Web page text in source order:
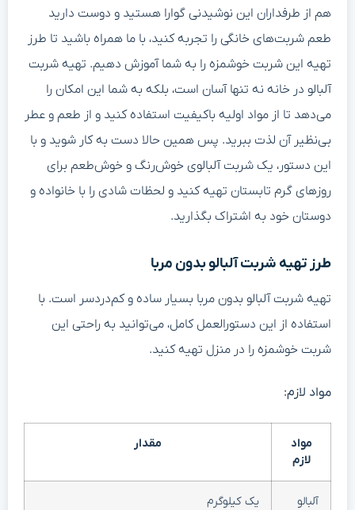
هم از طرفداران این نوشیدنی گوارا هستید و دوست دارید
طعم شربت‌های خانگی را تجربه کنید، با ما همراه باشید تا طرز
تهیه این شربت خوشمزه را به شما آموزش دهیم. تهیه شربت
آلبالو در خانه نه تنها آسان است، بلکه به شما این امکان را
می‌دهد تا از مواد اولیه باکیفیت استفاده کنید و از طعم و عطر
بی‌نظیر آن لذت ببرید. پس همین حالا دست به کار شوید و با
این دستور، یک شربت آلبالوی خوش‌رنگ و خوش‌طعم برای
روزهای گرم تابستان تهیه کنید و لحظات شادی را با خانواده و
دوستان خود به اشتراک بگذارید.
طرز تهیه شربت آلبالو بدون مربا
تهیه شربت آلبالو بدون مربا بسیار ساده و کم‌دردسر است. با
استفاده از این دستورالعمل کامل، می‌توانید به راحتی این
شربت خوشمزه را در منزل تهیه کنید.
مواد لازم:
مقدار
یک کیلوگرم